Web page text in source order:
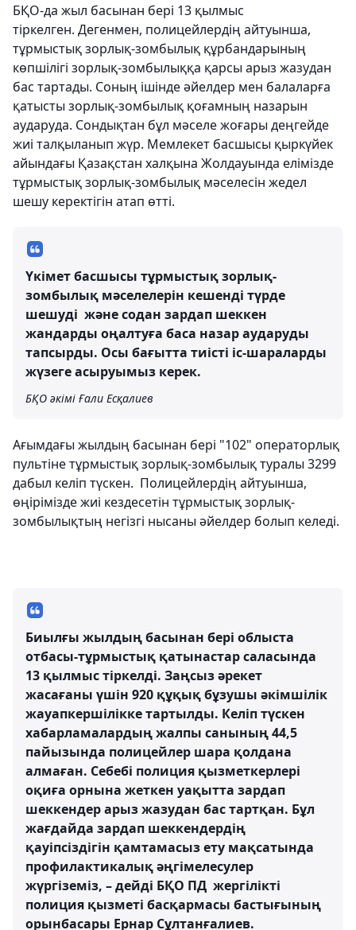
БҚО-да жыл басынан бері 13 қылмыс
тіркелген. Дегенмен, полицейлердің айтуынша,
тұрмыстық зорлық-зомбылық құрбандарының
көпшілігі зорлық-зомбылыққа қарсы арыз жазудан
бас тартады. Соның ішінде әйелдер мен балаларға
қатысты зорлық-зомбылық қоғамның назарын
аударуда. Сондықтан бұл мәселе жоғары деңгейде
жиі талқыланып жүр. Мемлекет басшысы қыркүйек
айындағы Қазақстан халқына Жолдауында елімізде
тұрмыстық зорлық-зомбылық мәселесін жедел
шешу керектігін атап өтті.
Үкімет басшысы тұрмыстық зорлық-
зомбылық мәселелерін кешенді түрде
шешуді және содан зардап шеккен
жандарды оңалтуға баса назар аударуды
тапсырды. Осы бағытта тиісті іс-шараларды
жүзеге асыруымыз керек.
БҚО әкімі Ғали Есқалиев
Ағымдағы жылдың басынан бері "102" операторлық
пультіне тұрмыстық зорлық-зомбылық туралы 3299
дабыл келіп түскен. Полицейлердің айтуынша,
өңірімізде жиі кездесетін тұрмыстық зорлық-
зомбылықтың негізгі нысаны әйелдер болып келеді.
Биылғы жылдың басынан бері облыста
отбасы-тұрмыстық қатынастар саласында
13 қылмыс тіркелді. Заңсыз әрекет
жасағаны үшін 920 құқық бұзушы әкімшілік
жауапкершілікке тартылды. Келіп түскен
хабарламалардың жалпы санының 44,5
пайызында полицейлер шара қолдана
алмаған. Себебі полиция қызметкерлері
оқиға орнына жеткен уақытта зардап
шеккендер арыз жазудан бас тартқан. Бұл
жағдайда зардап шеккендердің
қауіпсіздігін қамтамасыз ету мақсатында
профилактикалық әңгімелесулер
жүргіземіз, – дейді БҚО ПД жергілікті
полиция қызметі басқармасы бастығының
орынбасары Ернар Сұлтанғалиев.